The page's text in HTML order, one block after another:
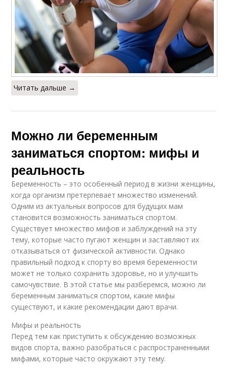
Читать дальше →
Можно ли беременным
заниматься спортом: мифы и
реальность
Беременность – это особенный период в жизни женщины,
когда организм претерпевает множество изменений.
Одним из актуальных вопросов для будущих мам
становится возможность заниматься спортом.
Существует множество мифов и заблуждений на эту
тему, которые часто пугают женщин и заставляют их
отказываться от физической активности. Однако
правильный подход к спорту во время беременности
может не только сохранить здоровье, но и улучшить
самочувствие. В этой статье мы разберемся, можно ли
беременным заниматься спортом, какие мифы
существуют, и какие рекомендации дают врачи.
Мифы и реальность
Перед тем как приступить к обсуждению возможных
видов спорта, важно разобраться с распространенными
мифами, которые часто окружают эту тему.